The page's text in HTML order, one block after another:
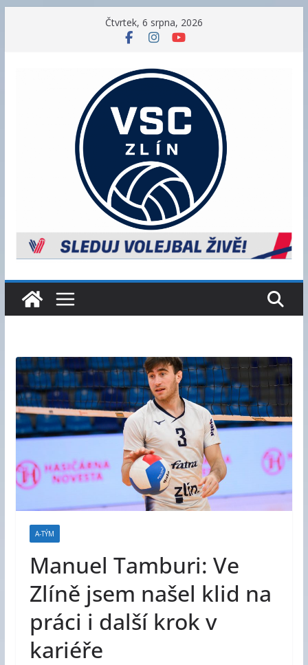
Čtvrtek, 6 srpna, 2026
A-TÝM
Manuel Tamburi: Ve
Zlíně jsem našel klid na
práci i další krok v
kariéře